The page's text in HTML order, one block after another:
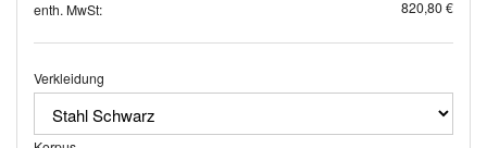
enth. MwSt: 820,80 €
Verkleidung